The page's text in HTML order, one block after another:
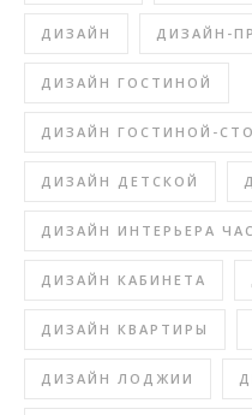
ДИЗАЙН ДИЗАЙН-
ДИЗАЙН ГОСТИНОЙ
ДИЗАЙН ГОСТИНОЙ-
ДИЗАЙН ДЕТСКОЙ
ДИЗАЙН ИНТЕРЬЕРА
ДИЗАЙН КАБИНЕТА
ДИЗАЙН КВАРТИРЫ
ДИЗАЙН ЛОДЖИИ